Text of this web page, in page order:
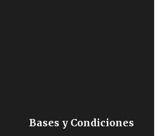
Bases y Condiciones